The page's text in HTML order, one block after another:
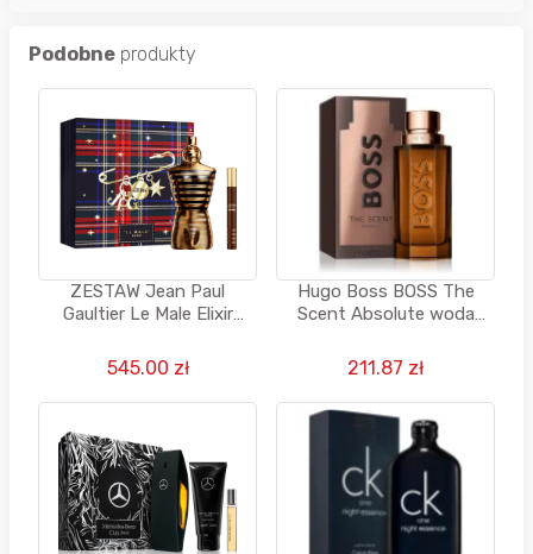
Podobne produkty
ZESTAW Jean Paul
Gaultier Le Male Elixir
200 ML + 10 ML
545.00 zł
Hugo Boss BOSS The
Scent Absolute woda
mężczyzn, 100 ML
211.87 zł